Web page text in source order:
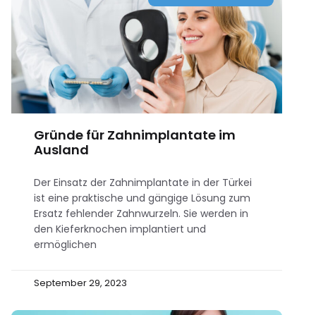
Gründe für Zahnimplantate im
Ausland
Der Einsatz der Zahnimplantate in der Türkei
ist eine praktische und gängige Lösung zum
Ersatz fehlender Zahnwurzeln. Sie werden in
den Kieferknochen implantiert und
ermöglichen
September 29, 2023